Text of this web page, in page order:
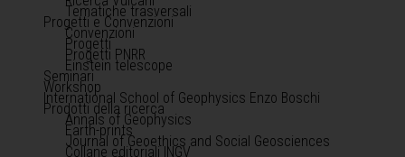
Tematiche trasversali
Progetti e Convenzioni
Convenzioni
Progetti
Progetti PNRR
Einstein telescope
Seminari
Workshop
International School of Geophysics Enzo Boschi
Prodotti della ricerca
Annals of Geophysics
Earth-prints
Journal of Geoethics and Social Geosciences
Collane editoriali INGV